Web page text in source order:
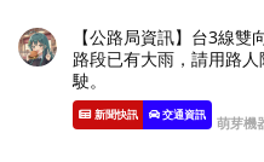
【公路局資訊】台3線
路段已有大雨，請用路
駛。
新聞快訊 交通資訊 萌芽機